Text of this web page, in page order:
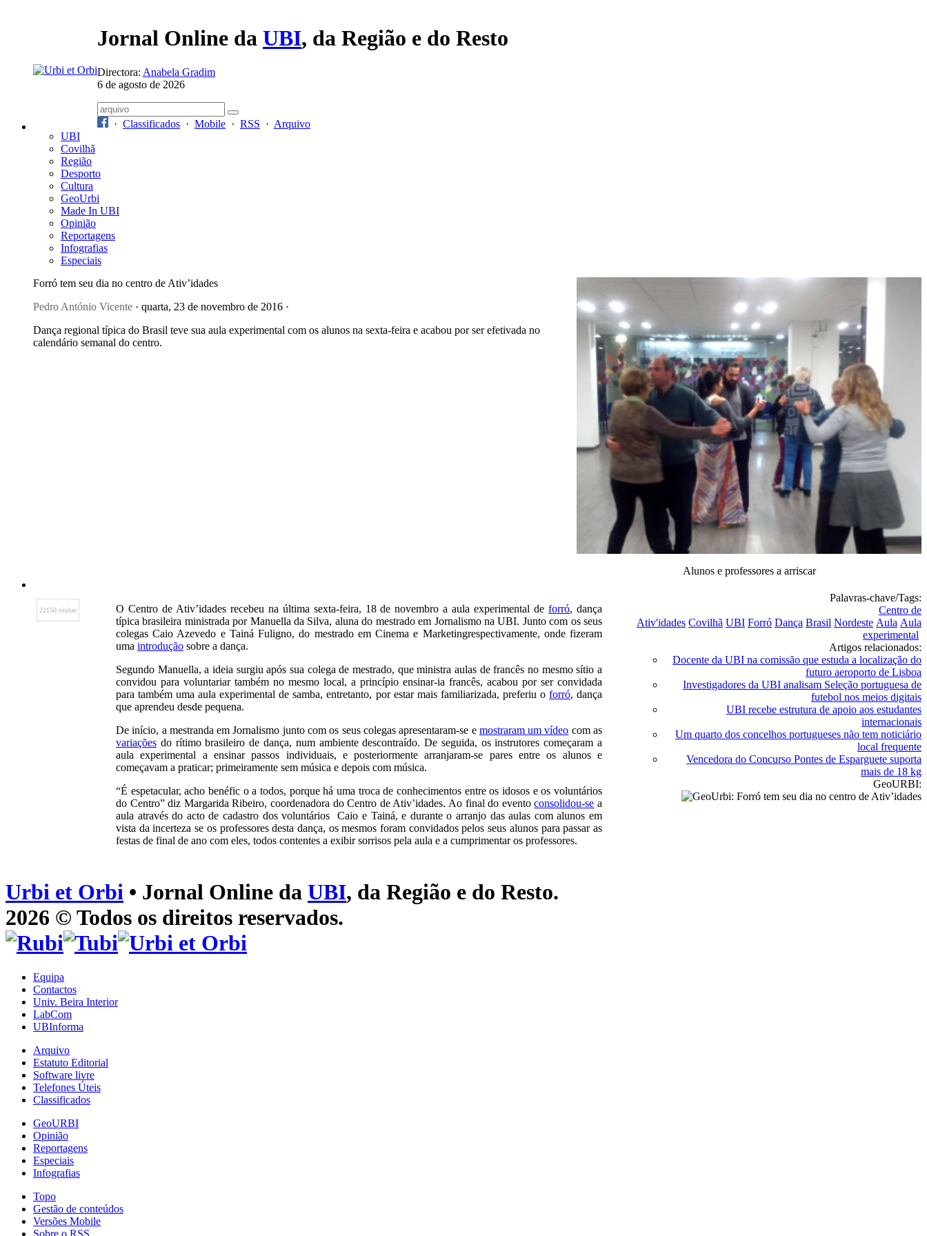
Jornal Online da UBI, da Região e do Resto
Directora: Anabela Gradim
6 de agosto de 2026
· Classificados · Mobile · RSS · Arquivo
UBI
Covilhã
Região
Desporto
Cultura
GeoUrbi
Made In UBI
Opinião
Reportagens
Infografias
Especiais
Forró tem seu dia no centro de Ativ’idades
Pedro António Vicente · quarta, 23 de novembro de 2016 ·
Dança regional típica do Brasil teve sua aula experimental com os alunos na sexta-feira e acabou por ser efetivada no
calendário semanal do centro.
Alunos e professores a arriscar
22150 visitas O Centro de Ativ’idades recebeu na última sexta-feira, 18 de novembro a aula experimental deforró, dança
típica brasileira ministrada por Manuella da Silva, aluna do mestrado em Jornalismo na UBI. Junto com os seus
colegas Caio Azevedo e Tainá Fuligno, do mestrado em Cinema e Marketingrespectivamente, onde fizeram
uma introdução sobre a dança.
Segundo Manuella, a ideia surgiu após sua colega de mestrado, que ministra aulas de francês no mesmo sítio a
convidou para voluntariar também no mesmo local, a princípio ensinar-ia francês, acabou por ser convidada
para também uma aula experimental de samba, entretanto, por estar mais familiarizada, preferiu o forró, dança
que aprendeu desde pequena.
De início, a mestranda em Jornalismo junto com os seus colegas apresentaram-se e mostraram um vídeo com as
variações do rítimo brasileiro de dança, num ambiente descontraído. De seguida, os instrutores começaram a
aula experimental a ensinar passos individuais, e posteriormente arranjaram-se pares entre os alunos e
começavam a praticar; primeiramente sem música e depois com música.
“É espetacular, acho benéfic o a todos, porque há uma troca de conhecimentos entre os idosos e os voluntários
do Centro” diz Margarida Ribeiro, coordenadora do Centro de Ativ’idades. Ao final do eventoconsolidou-se a
aula através do acto de cadastro dos voluntários Caio e Tainá, e durante o arranjo das aulas com alunos em
vista da incerteza se os professores desta dança, os mesmos foram convidados pelos seus alunos para passar as
festas de final de ano com eles, todos contentes a exibir sorrisos pela aula e a cumprimentar os professores.
Palavras-chave/Tags:
Centro de
Ativ'idades Covilhã UBI Forró Dança Brasil Nordeste Aula Aula
experimental
Artigos relacionados:
Docente da UBI na comissão que estuda a localização do
futuro aeroporto de Lisboa
Investigadores da UBI analisam Seleção portuguesa de
futebol nos meios digitais
UBI recebe estrutura de apoio aos estudantes
internacionais
Um quarto dos concelhos portugueses não tem noticiário
local frequente
Vencedora do Concurso Pontes de Esparguete suporta
mais de 18 kg
GeoURBI:
Urbi et Orbi • Jornal Online da UBI, da Região e do Resto.
2026 © Todos os direitos reservados.
Equipa
Contactos
Univ. Beira Interior
LabCom
UBInforma
Arquivo
Estatuto Editorial
Software livre
Telefones Úteis
Classificados
GeoURBI
Opinião
Reportagens
Especiais
Infografias
Topo
Gestão de conteúdos
Versões Mobile
Sobre o RSS